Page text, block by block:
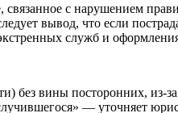
с нарушением
вывод, что если
служб и
вины посторонних, из-
— уточняет